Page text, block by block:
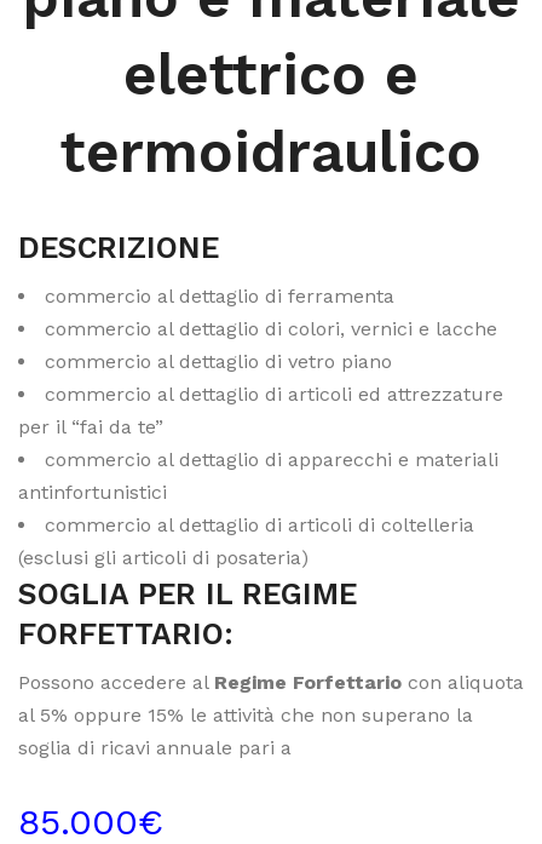
elettrico e
termoidraulico
DESCRIZIONE
commercio al dettaglio di ferramenta
commercio al dettaglio di colori, vernici e lacche
commercio al dettaglio di vetro piano
commercio al dettaglio di articoli ed attrezzature
per il “fai da te”
commercio al dettaglio di apparecchi e materiali
antinfortunistici
commercio al dettaglio di articoli di coltelleria
(esclusi gli articoli di posateria)
SOGLIA PER IL REGIME
FORFETTARIO:
Possono accedere al Regime Forfettario con aliquota
al 5% oppure 15% le attività che non superano la
soglia di ricavi annuale pari a
85.000€